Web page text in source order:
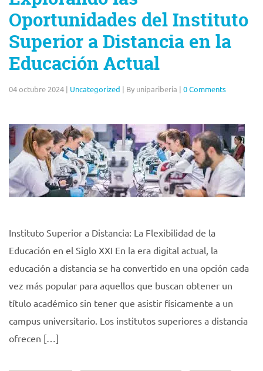
Oportunidades del Instituto
Superior a Distancia en la
Educación Actual
04 octubre 2024 | Uncategorized | By unipariberia | 0 Comments
Instituto Superior a Distancia: La Flexibilidad de la
Educación en el Siglo XXI En la era digital actual, la
educación a distancia se ha convertido en una opción cada
vez más popular para aquellos que buscan obtener un
título académico sin tener que asistir físicamente a un
campus universitario. Los institutos superiores a distancia
ofrecen […]